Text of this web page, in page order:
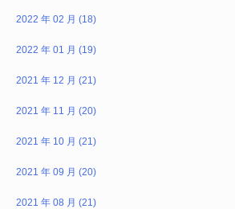
2022 年 02 月 (18)
2022 年 01 月 (19)
2021 年 12 月 (21)
2021 年 11 月 (20)
2021 年 10 月 (21)
2021 年 09 月 (20)
2021 年 08 月 (21)